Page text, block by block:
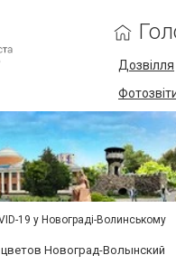
Дозвілля
19 у Новограді-Волинському
Новоград-Волынский